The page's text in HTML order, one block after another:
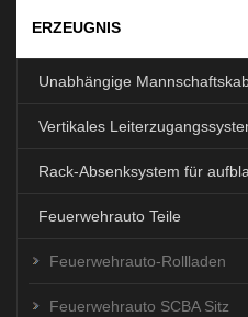
ERZEUGNIS
Unabhängige
Vertikales
Rack-Absenksystem für
Feuerwehrauto Teile
Feuerwehrauto-Rollladen
Feuerwehrauto SCBA Sitz